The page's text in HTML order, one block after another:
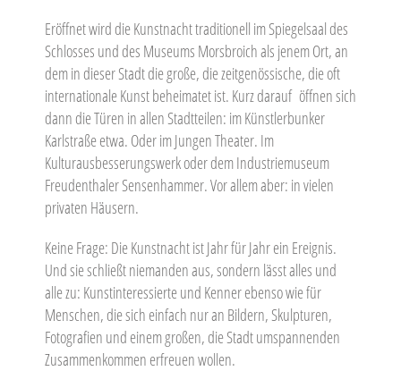
Eröffnet wird die Kunstnacht traditionell im Spiegelsaal des
Schlosses und des Museums Morsbroich als jenem Ort, an
dem in dieser Stadt die große, die zeitgenössische, die oft
internationale Kunst beheimatet ist. Kurz darauf öffnen sich
dann die Türen in allen Stadtteilen: im Künstlerbunker
Karlstraße etwa. Oder im Jungen Theater. Im
Kulturausbesserungswerk oder dem Industriemuseum
Freudenthaler Sensenhammer. Vor allem aber: in vielen
privaten Häusern.
Keine Frage: Die Kunstnacht ist Jahr für Jahr ein Ereignis.
Und sie schließt niemanden aus, sondern lässt alles und
alle zu: Kunstinteressierte und Kenner ebenso wie für
Menschen, die sich einfach nur an Bildern, Skulpturen,
Fotografien und einem großen, die Stadt umspannenden
Zusammenkommen erfreuen wollen.